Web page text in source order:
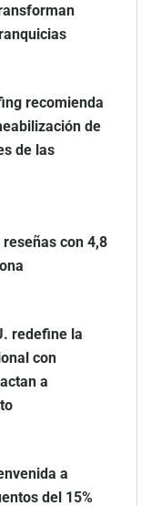
recomienda
de
de las
con 4,8
redefine la
con
a
a
del 15%